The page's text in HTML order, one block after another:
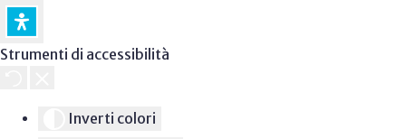
Strumenti di accessibilità
Inverti colori